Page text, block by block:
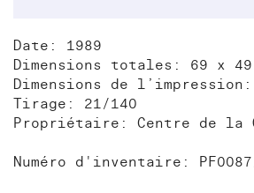
Date: 1989
Dimensions totales: 69 x 49
Dimensions de
Tirage: 21/140
Propriétaire: Centre de la
Numéro d'inventaire: